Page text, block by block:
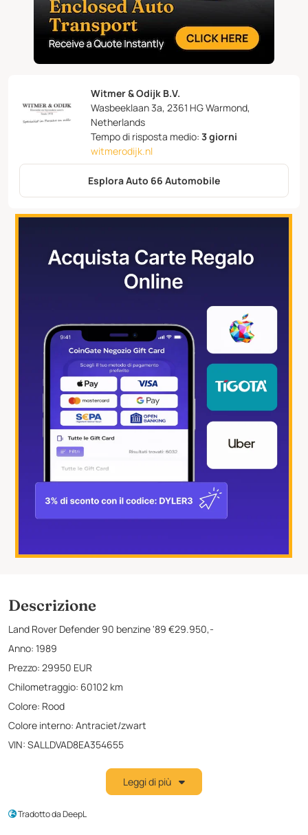
Witmer & Odijk B.V.
Wasbeeklaan 3a, 2361 HG Warmond,
Netherlands
Tempo di risposta medio: 3 giorni
witmerodijk.nl
Esplora Auto 66 Automobile
Descrizione
Land Rover Defender 90 benzine '89 €29.950,-
Anno: 1989
Prezzo: 29950 EUR
Chilometraggio: 60102 km
Colore: Rood
Colore interno: Antraciet/zwart
VIN: SALLDVAD8EA354655
Leggi di più
Tradotto da DeepL